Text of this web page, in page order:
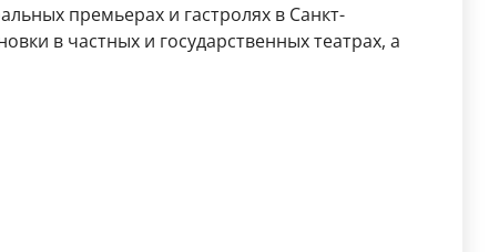
премьерах и гастролях в Санкт-
в частных и государственных театрах, а